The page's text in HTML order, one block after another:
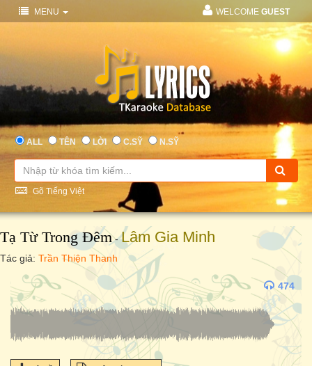
MENU WELCOME GUEST
ALL TÊN LỜI C.SỸ N.SỸ
Gõ Tiếng Việt
Tạ Từ Trong Đêm-Lâm Gia Minh
Tác giả: Trần Thiện Thanh
474